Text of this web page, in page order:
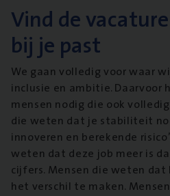
Vind de
bij je past
We gaan volledig voor waar
inclusie en ambitie. Daarvoor
mensen nodig die ook
die weten dat je stabiliteit
innoveren en berekende
weten dat deze job meer is
cijfers. Mensen die weten dat
het verschil te maken.